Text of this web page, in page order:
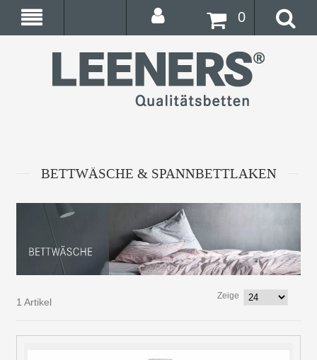
0
BETTWÄSCHE & SPANNBETTLAKEN
1 Artikel
Zeige